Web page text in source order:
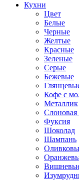
Кухни
Цвет
Белые
Черные
Желтые
Красные
Зеленые
Серые
Бежевые
Кофе с
Металлик
Слоновая
Фуксия
Шоколад
Шампань